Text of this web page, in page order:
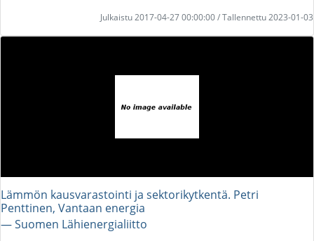
Julkaistu 2017-04-27 00:00:00 / Tallennettu 2023-01-03
Lämmön kausvarastointi ja sektorikytkentä. Petri
Penttinen, Vantaan energia
― Suomen Lähienergialiitto